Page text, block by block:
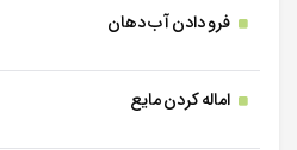
جلسه 10
6 تیر 1394 -10 رمضان 1436
فرو دادن آب دهان
اماله کردن مایع